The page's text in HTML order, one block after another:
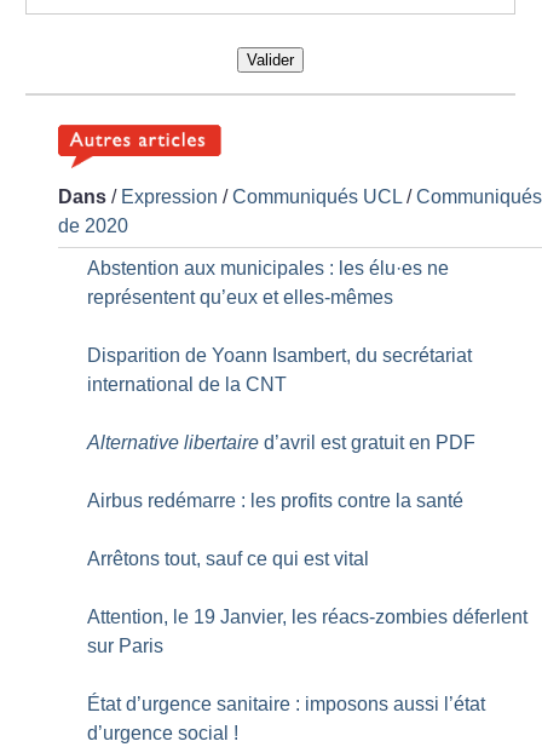
Valider
Dans / Expression /Communiqués UCL /Communiqués
de 2020
Abstention aux municipales : les élu·es ne
représentent qu’eux et elles-mêmes
Disparition de Yoann Isambert, du secrétariat
international de la CNT
Alternative libertaire d’avril est gratuit en PDF
Airbus redémarre : les profits contre la santé
Arrêtons tout, sauf ce qui est vital
Attention, le 19 Janvier, les réacs-zombies déferlent
sur Paris
État d’urgence sanitaire : imposons aussi l’état
d’urgence social !